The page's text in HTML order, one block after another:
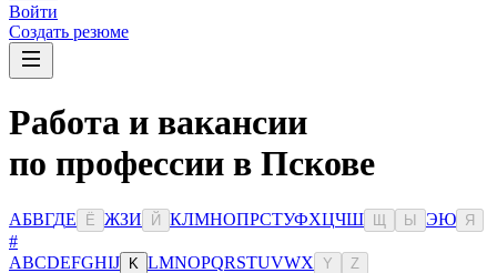
Войти
Создать резюме
Работа и вакансии
по профессии в Пскове
АБВГДЕ Ё ЖЗИ Й КЛМНОПРСТУФХЦЧШ Ы ЭЮ Я
#
ABCDEFGHIJ K LMNOPQRSTUVWX Y Z